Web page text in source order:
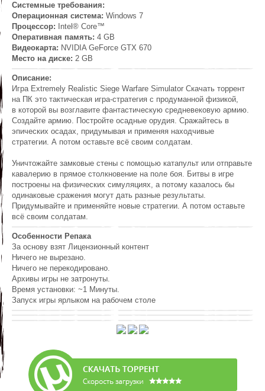
Системные требования:
Операционная система: Windows 7
Процессор: Intel® Core™
Оперативная память: 4 GB
Видеокарта: NVIDIA GeForce GTX 670
Место на диске: 2 GB
Описание:
Игра Extremely Realistic Siege Warfare Simulator Скачать торрент
на ПК это тактическая игра-стратегия с продуманной физикой,
в которой вы возглавите фантастическую средневековую армию.
Создайте армию. Постройте осадные орудия. Сражайтесь в
эпических осадах, придумывая и применяя находчивые
стратегии. А потом оставьте всё своим солдатам.
Уничтожайте замковые стены с помощью катапульт или отправьте
кавалерию в прямое столкновение на поле боя. Битвы в игре
построены на физических симуляциях, а потому казалось бы
одинаковые сражения могут дать разные результаты.
Придумывайте и применяйте новые стратегии. А потом оставьте
всё своим солдатам.
Особенности Репака
За основу взят Лицензионный контент
Ничего не вырезано.
Ничего не перекодировано.
Архивы игры не затронуты.
Время установки: ~1 Минуты.
Запуск игры ярлыком на рабочем столе